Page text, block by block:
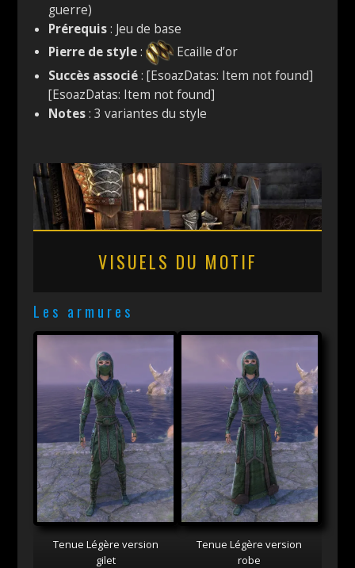
guerre)
Prérequis: Jeu de base
Pierre de style:
Ecaille d’or
Succès associé: [EsoazDatas: Item not found]
[EsoazDatas: Item not found]
Notes: 3 variantes du style
VISUELS DU MOTIF
Les armures
Tenue Légère version
gilet
Tenue Légère version
robe